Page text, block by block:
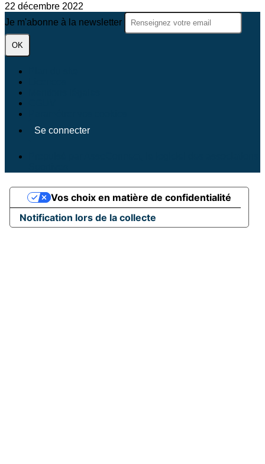
22 décembre 2022
Je m'abonne à la newsletter
OK
Se connecter
Notification lors de la collecte
Vos choix en matière de confidentialité